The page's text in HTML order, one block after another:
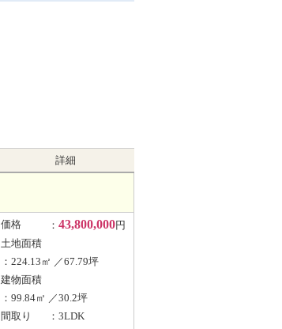
詳細
価格 ：43,800,000円
土地面積
：224.13㎡ ／67.79坪
建物面積
：99.84㎡ ／30.2坪
間取り
：3LDK